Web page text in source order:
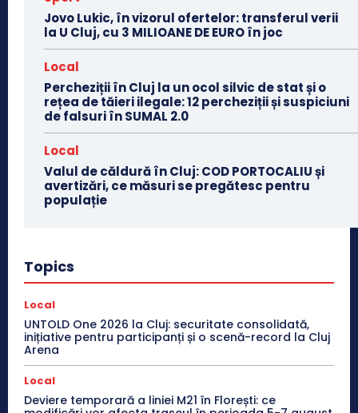
Jovo Lukic, în vizorul ofertelor: transferul verii
la U Cluj, cu 3 MILIOANE DE EURO în joc
Local
Percheziții în Cluj la un ocol silvic de stat și o
rețea de tăieri ilegale: 12 percheziții și suspiciuni
de falsuri în SUMAL 2.0
Local
Valul de căldură în Cluj: COD PORTOCALIU și
avertizări, ce măsuri se pregătesc pentru
populație
Topics
Local
UNTOLD One 2026 la Cluj: securitate consolidată,
inițiative pentru participanți și o scenă-record la Cluj
Arena
Local
Deviere temporară a liniei M21 în Florești: ce